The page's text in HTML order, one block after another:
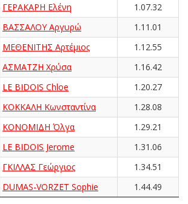
ΓΕΡΑΚΑΡΗ Ελένη
1.07.32
ΒΑΣΣΑΛΟΥ Αργυρώ
1.11.01
ΜΕΘΕΝΙΤΗΣ Αρτέμιος
1.12.55
ΑΣΜΑΤΖΗ Χρύσα
1.16.42
LE BIDOIS Chloe
1.20.27
ΚΟΚΚΑΛΗ Κωνσταντίνα
1.28.08
ΚΟΝΟΜΙΔΗ Όλγα
1.29.21
LE BIDOIS Jerome
1.31.06
ΓΚΙΛΛΑΣ Γεώργιος
1.34.51
DUMAS-VORZET Sophie 1.44.49